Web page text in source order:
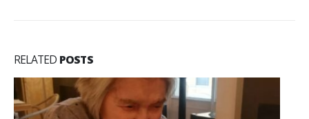
RELATED POSTS